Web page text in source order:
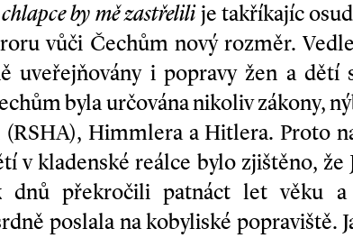
by mě zastřelilije tak­říkajíc
vůči Čechům nový rozměr.
uveřejňovány i popravy žen a dětí
byla určována nikoliv zákony,
(RSHA), Himmlera a Hitlera. Proto
v kladenské reálce bylo zjištěno, že
překročili patnáct let věku a
poslala na kobyliské popraviště.